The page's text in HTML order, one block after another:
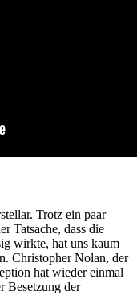
Trotz ein paar
Tatsache, dass die
wirkte, hat uns kaum
Christopher Nolan, der
hat wieder einmal
Besetzung der